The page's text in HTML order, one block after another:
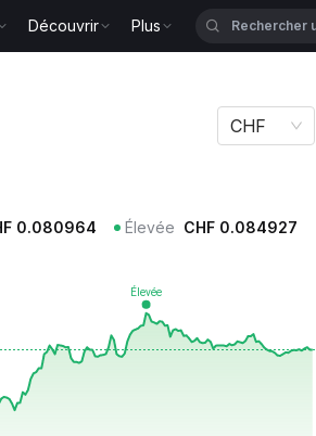
Découvrir Plus
CHF
0.080964 Élevée CHF 0.084927